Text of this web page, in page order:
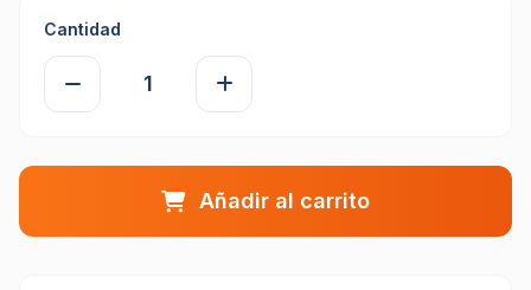
Cantidad
Añadir al carrito